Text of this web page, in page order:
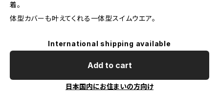
着。
体型カバーも叶えてくれる一体型スイムウエア。
International shipping available
Add to cart
日本国内にお住まいの方向け